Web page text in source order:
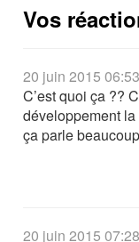
Vos
20 juin 2015 06:53
C’est quoi ça ??
développement la
ça parle
20 juin 2015 07:28